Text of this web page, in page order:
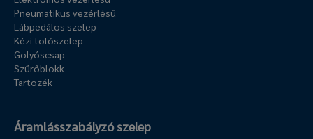
Pneumatikus vezérlésű
Lábpedálos szelep
Kézi tolószelep
Golyóscsap
Szűrőblokk
Tartozék
Áramlásszabályzó szelep